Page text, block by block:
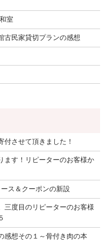
室
古民家貸切プランの感想
させて頂きました！
ます！リピーターのお客様か
ス＆クーポンの新設
三度目のリピーターのお客様
感想その１～骨付き肉の本